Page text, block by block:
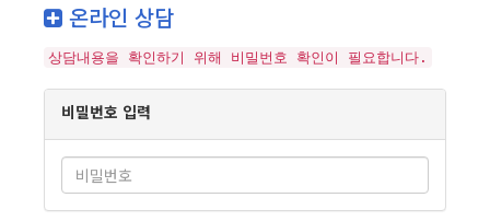
온라인 상담
상담내용을 확인하기 위해 비밀번호 확인이 필요합니다.
비밀번호 입력